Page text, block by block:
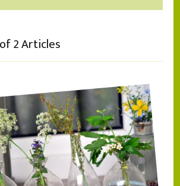
2 Articles